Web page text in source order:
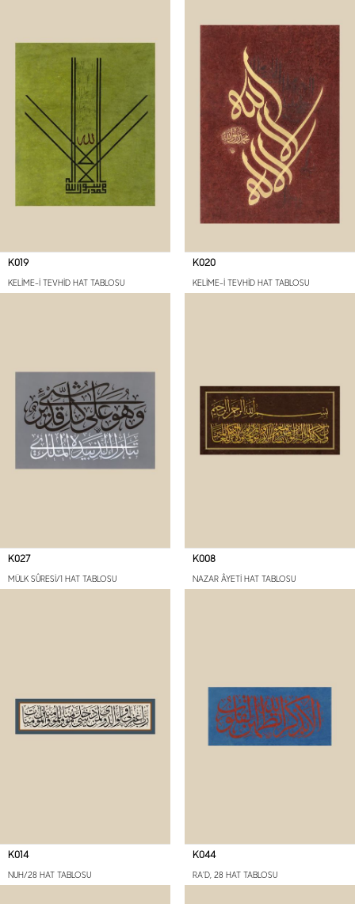
K019
KELİME-İ TEVHİD HAT TABLOSU
K020
KELİME-İ TEVHİD HAT TABLOSU
K027
MÜLK SÛRESİ/1 HAT TABLOSU
K008
NAZAR ÂYETİ HAT TABLOSU
K014
NUH/28 HAT TABLOSU
K044
RA'D, 28 HAT TABLOSU